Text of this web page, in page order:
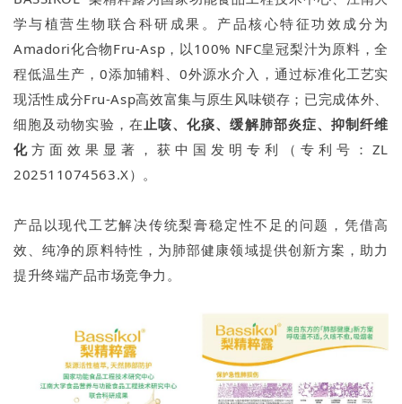
学与植营生物联合科研成果。产品核心特征功效成分为
Amadori化合物Fru-Asp，以100% NFC皇冠梨汁为原料，全
程低温生产，0添加辅料、0外源水介入，通过标准化工艺实
现活性成分Fru-Asp高效富集与原生风味锁存；已完成体外、
细胞及动物实验，在 止咳、化痰、缓解肺部炎症、抑制纤维
化 方面效果显著，获中国发明专利（专利号：ZL
202511074563.X）。
产品以现代工艺解决传统梨膏稳定性不足的问题，凭借高
效、纯净的原料特性，为肺部健康领域提供创新方案，助力
提升终端产品市场竞争力。